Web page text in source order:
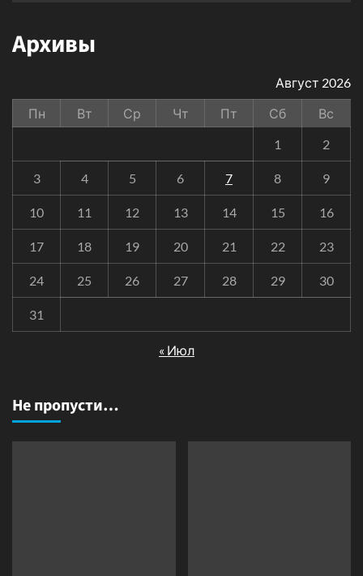
Архивы
Август 2026
Пн
Вт Ср Чт Пт Сб
Вс
1
2
3 4 5 6 7 8 9
10 11 12 13 14 15 16
17 18 19 20 21 22 23
24 25 26 27 28 29 30
31
« Июл
Не пропусти…